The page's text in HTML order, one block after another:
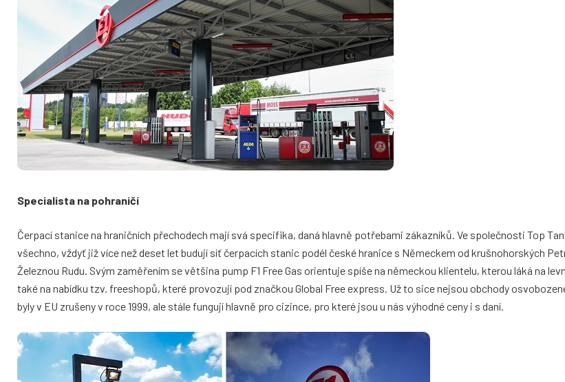
Specialista na pohraničí
Čerpací stanice na hraničních přechodech mají svá specifika, daná hlavně potřebami zákazníků. Ve společnosti Top
všechno, vždyť již více než deset let budují síť čerpacích stanic podél české hranice s Německem od krušnohorských
Železnou Rudu. Svým zaměřením se většina pump F1 Free Gas orientuje spíše na německou klientelu, kterou láká na
také na nabídku tzv. freeshopů, které provozují pod značkou Global Free express. Už to sice nejsou obchody
byly v EU zrušeny v roce 1999, ale stále fungují hlavně pro cizince, pro které jsou u nás výhodné ceny i s daní.